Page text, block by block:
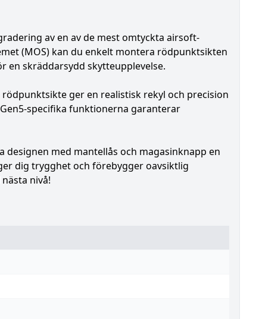
av en av de mest omtyckta airsoft-
(MOS) kan du enkelt montera rödpunktsikten
en skräddarsydd skytteupplevelse.
ger en realistisk rekyl och precision
specifika funktionerna garanterar
med mantellås och magasinknapp en
dig trygghet och förebygger oavsiktlig
nivå!